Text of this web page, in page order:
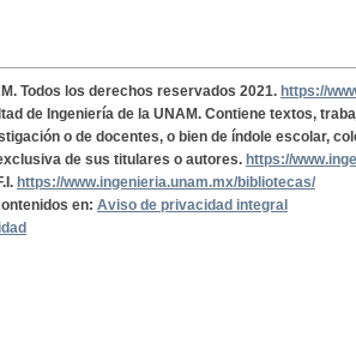
Todos los derechos reservados 2021. https://
de Ingeniería de la UNAM. Contiene textos,
o de docentes, o bien de índole escolar,
de sus titulares o autores. https://
https://www.ingenieria.unam.mx/bibliotecas/
en: Aviso de privacidad integral